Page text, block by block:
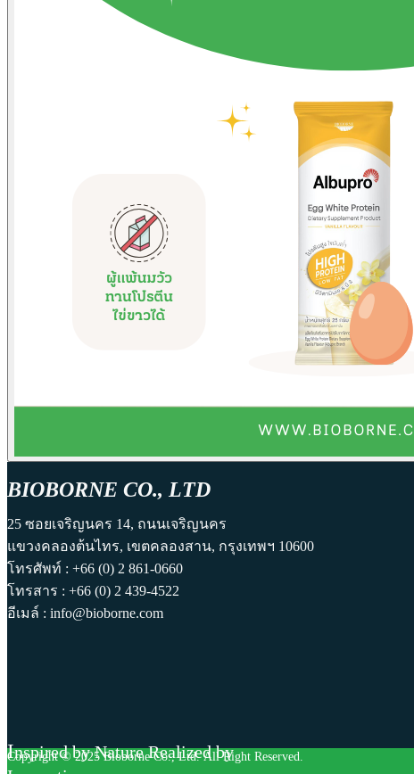
BIOBORNE CO., LTD
25 ซอยเจริญนคร 14, ถนนเจริญนคร
แขวงคลองต้นไทร, เขตคลองสาน, กรุงเทพฯ 10600
โทรศัพท์ : +66 (0) 2 861-0660
โทรสาร : +66 (0) 2 439-4522
อีเมล์ : info@bioborne.com
Inspired by Nature Realized by
Copyright © 2025 Bioborne Co., Ltd. All Right Reserved.